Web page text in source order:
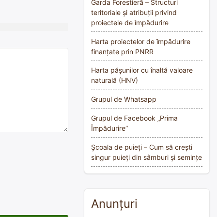
Garda Forestieră – Structuri
teritoriale și atribuții privind
proiectele de împădurire
Harta proiectelor de împădurire
finanțate prin PNRR
Harta pășunilor cu înaltă valoare
naturală (HNV)
Grupul de Whatsapp
Grupul de Facebook „Prima
Împădurire”
Școala de puieți – Cum să crești
singur puieți din sâmburi și semințe
Anunțuri